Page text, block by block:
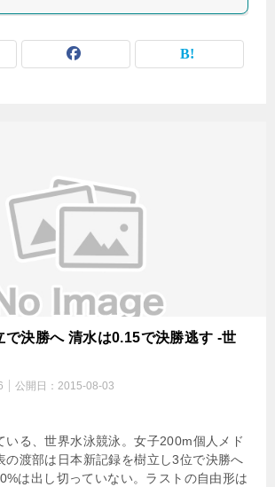
で決勝へ 清水は0.15で決勝逃す -世
公開日： 2015-08-03
いる、世界水泳競泳。女子200m個人メド
の渡部は日本新記録を樹立し3位で決勝へ
は出し切っていない。ラストの自由形は